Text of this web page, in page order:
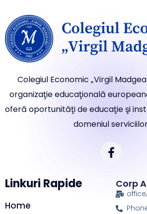
Colegiul Economic „Virgil
organizaţie educaţională
oferă oportunităţi de educaţie şi
domeniul
Linkuri Rapide
Home
Corp A